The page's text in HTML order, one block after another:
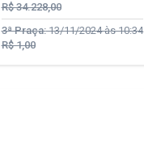
R$ 34.228,00
3ª Praça:13/11/2024 às 10:34
R$ 1,00